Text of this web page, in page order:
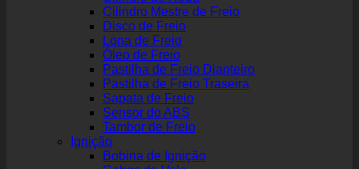
Cilindro Mestre de Freio
Disco de Freio
Lona de Freio
Óleo de Freio
Pastilha de Freio Dianteiro
Pastilha de Freio Traseira
Sapata de Freio
Sensor do ABS
Tambor de Freio
Ignição
Bobina de Ignição